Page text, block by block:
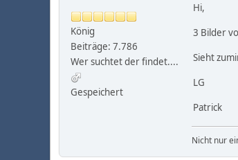
König
Beiträge: 7.786
Wer suchtet der findet....
Gespeichert
Hi,
3 Bilder
Sieht
LG
Patrick
Nicht nur